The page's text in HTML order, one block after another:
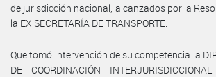
de jurisdicción nacional, alcanzados por la
la EX SECRETARÍA DE TRANSPORTE.
Que tomó intervención de su competencia la
DE COORDINACIÓN